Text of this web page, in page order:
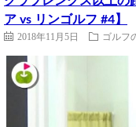
ア vs リンゴルフ #4】
2018年11月5日 ゴルフ